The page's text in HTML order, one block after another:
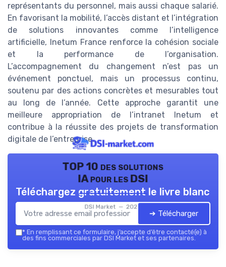
représentants du personnel, mais aussi chaque salarié.
En favorisant la mobilité, l’accès distant et l’intégration
de solutions innovantes comme l’intelligence
artificielle, Inetum France renforce la cohésion sociale
et la performance de l’organisation.
L’accompagnement du changement n’est pas un
événement ponctuel, mais un processus continu,
soutenu par des actions concrètes et mesurables tout
au long de l’année. Cette approche garantit une
meilleure appropriation de l’intranet Inetum et
contribue à la réussite des projets de transformation
digitale de l’entreprise.
TOP 10 des solutions
IA pour les DSI
DSI Market — 2026
Téléchargez gratuitement le livre blanc
➔ Télécharger
* En remplissant ce formulaire, j’accepte d’être contacté(e) à
des fins commerciales par DSI Market et ses partenaires.